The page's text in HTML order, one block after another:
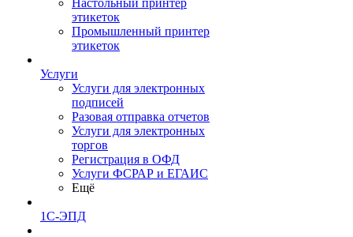
Настольный принтер
этикеток
Промышленный принтер
этикеток
Услуги
Услуги для электронных
подписей
Разовая отправка отчетов
Услуги для электронных
торгов
Регистрация в ОФД
Услуги ФСРАР и ЕГАИС
Ещё
1С-ЭПД